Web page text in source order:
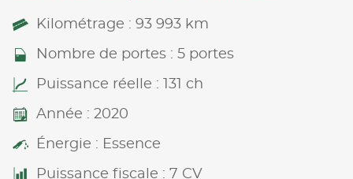
Kilométrage : 93 993 km
Nombre de portes : 5 portes
Puissance réelle : 131 ch
Année : 2020
Énergie : Essence
Puissance fiscale : 7 CV